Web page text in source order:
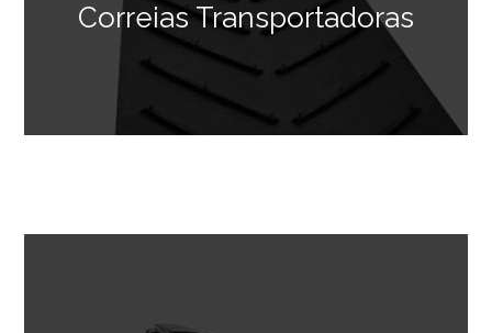
Correias Transportadoras